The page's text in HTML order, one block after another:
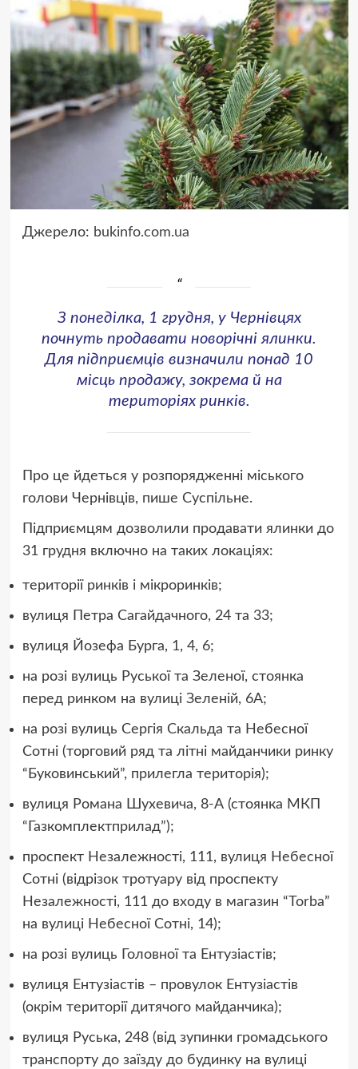
Джерело: bukinfo.com.ua
З понеділка, 1 грудня, у Чернівцях
почнуть продавати новорічні ялинки.
Для підприємців визначили понад 10
місць продажу, зокрема й на
територіях ринків.
Про це йдеться у розпорядженні міського
голови Чернівців, пише Суспільне.
Підприємцям дозволили продавати ялинки до
31 грудня включно на таких локаціях:
території ринків і мікроринків;
вулиця Петра Сагайдачного, 24 та 33;
вулиця Йозефа Бурга, 1, 4, 6;
на розі вулиць Руської та Зеленої, стоянка
перед ринком на вулиці Зеленій, 6А;
на розі вулиць Сергія Скальда та Небесної
Сотні (торговий ряд та літні майданчики ринку
“Буковинський”, прилегла територія);
вулиця Романа Шухевича, 8-А (стоянка МКП
“Газкомплектприлад”);
проспект Незалежності, 111, вулиця Небесної
Сотні (відрізок тротуару від проспекту
Незалежності, 111 до входу в магазин “Torba”
на вулиці Небесної Сотні, 14);
на розі вулиць Головної та Ентузіастів;
вулиця Ентузіастів – провулок Ентузіастів
(окрім території дитячого майданчика);
вулиця Руська, 248 (від зупинки громадського
транспорту до заїзду до будинку на вулиці